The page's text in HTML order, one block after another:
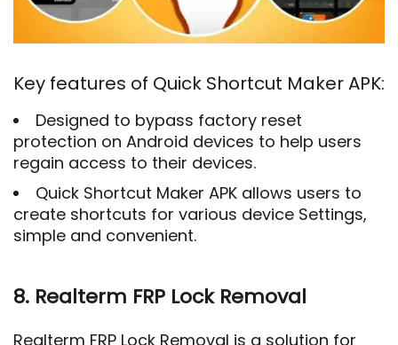
Key features of Quick Shortcut Maker APK:
Designed to bypass factory reset
protection on Android devices to help users
regain access to their devices.
Quick Shortcut Maker APK allows users to
create shortcuts for various device Settings,
simple and convenient.
8. Realterm FRP Lock Removal
Realterm FRP Lock Removal is a solution for